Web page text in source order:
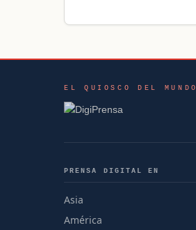
EL QUIOSCO DEL MUNDO
PRENSA DIGITAL EN
Asia
América